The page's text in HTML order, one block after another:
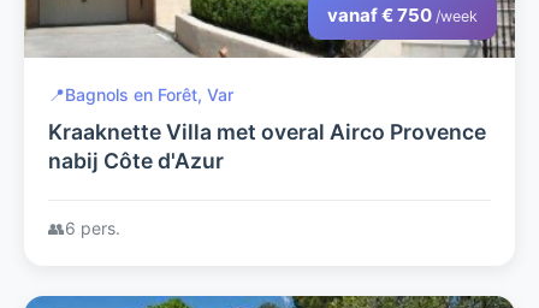
vanaf € 750 /week
📍Bagnols en Forêt, Var
Kraaknette Villa met overal Airco Provence
nabij Côte d'Azur
👥6 pers.